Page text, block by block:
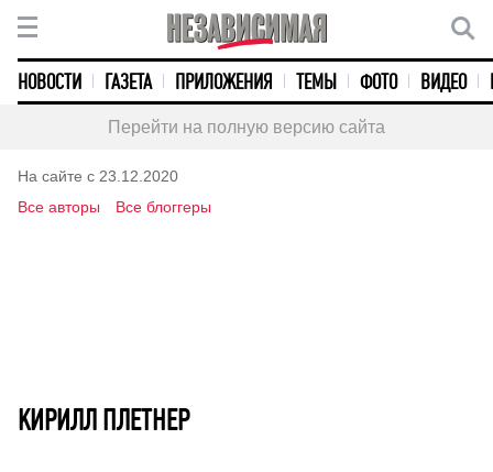
НОВОСТИ ГАЗЕТА ПРИЛОЖЕНИЯ ТЕМЫ ФОТО ВИДЕО
Перейти на полную версию сайта
На сайте с 23.12.2020
Все авторы
Все блоггеры
КИРИЛЛ ПЛЕТНЕР